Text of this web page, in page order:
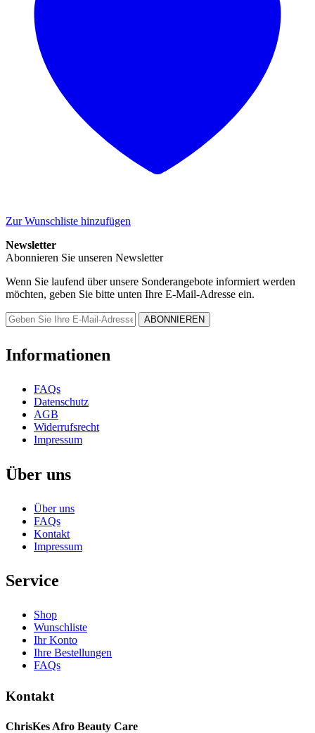
Zur Wunschliste hinzufügen
Newsletter
Abonnieren Sie unseren Newsletter
Wenn Sie laufend über unsere Sonderangebote informiert werden
möchten, geben Sie bitte unten Ihre E-Mail-Adresse ein.
Informationen
FAQs
Datenschutz
AGB
Widerrufsrecht
Impressum
Über uns
Über uns
FAQs
Kontakt
Impressum
Service
Shop
Wunschliste
Ihr Konto
Ihre Bestellungen
FAQs
Kontakt
ChrisKes Afro Beauty Care